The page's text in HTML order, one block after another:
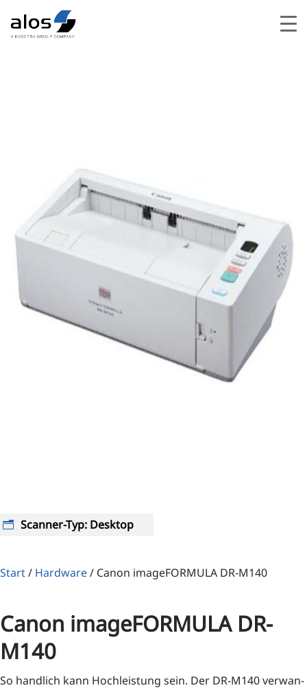
Scanner-Typ: Desktop
Start/ Hardware/ Canon imageFORMULA DR-M140
Canon imageFORMULA DR-
M140
So hand­lich kann Hoch­leis­tung sein. Der DR-M140 ver­wan­